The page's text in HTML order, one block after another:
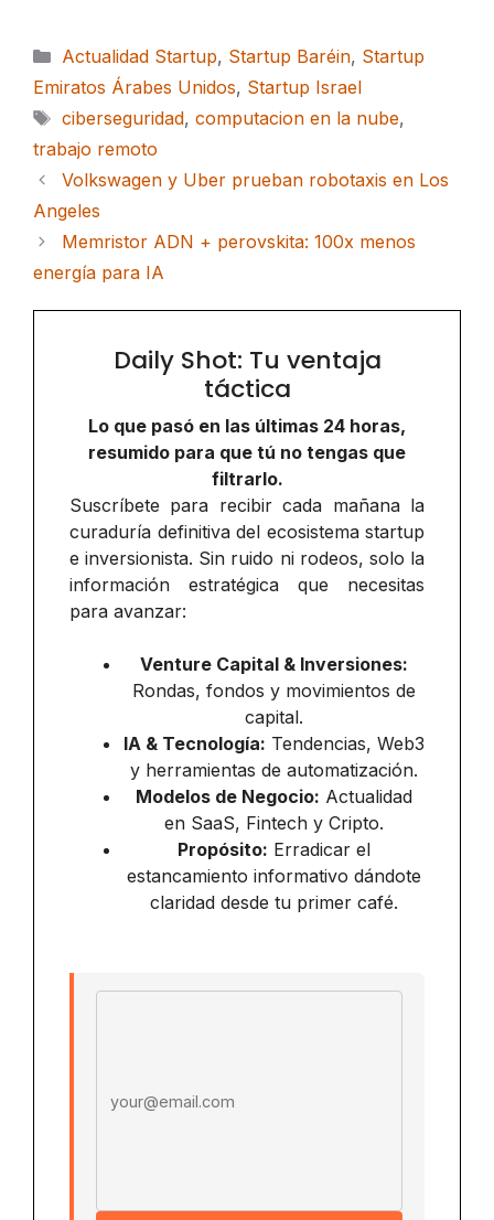
Categorías
Actualidad Startup, Startup Baréin, Startup
Emiratos Árabes Unidos, Startup Israel
Etiquetas
ciberseguridad, computacion en la nube,
trabajo remoto
Volkswagen y Uber prueban robotaxis en Los
Angeles
Memristor ADN + perovskita: 100x menos
energía para IA
Daily Shot: Tu ventaja
táctica
Lo que pasó en las últimas 24 horas,
resumido para que tú no tengas que
filtrarlo.
Suscríbete para recibir cada mañana la
curaduría definitiva del ecosistema startup
e inversionista. Sin ruido ni rodeos, solo la
información estratégica que necesitas
para avanzar:
Venture Capital & Inversiones:
Rondas, fondos y movimientos de
capital.
IA & Tecnología: Tendencias, Web3
y herramientas de automatización.
Modelos de Negocio: Actualidad
en SaaS, Fintech y Cripto.
Propósito: Erradicar el
estancamiento informativo dándote
claridad desde tu primer café.